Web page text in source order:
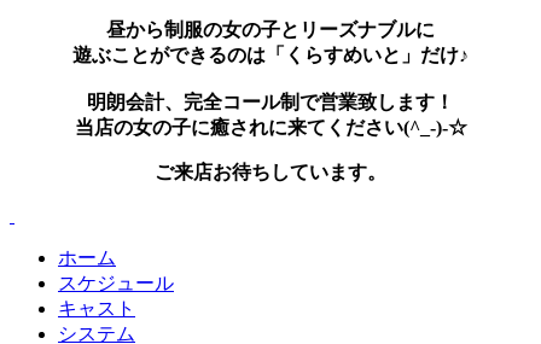
昼から制服の女の子とリーズナブルに
遊ぶことができるのは「くらすめいと」だけ♪
明朗会計、完全コール制で営業致します！
当店の女の子に癒されに来てください(^_-)-☆
ご来店お待ちしています。
ホーム
スケジュール
キャスト
システム